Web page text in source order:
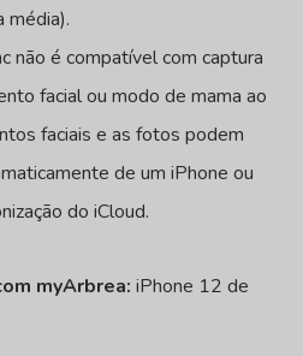
média).
não é compatível com captura
facial ou modo de mama ao
faciais e as fotos podem
de um iPhone ou
do iCloud.
myArbrea: iPhone 12 de